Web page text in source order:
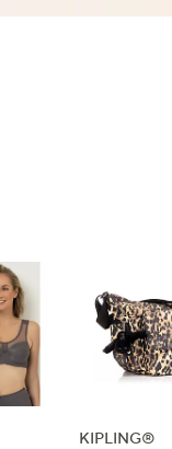
KIPLING®